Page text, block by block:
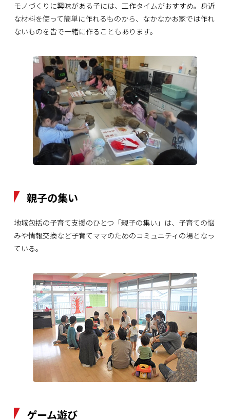
モノづくりに興味がある子には、工作タイムがおすすめ。身近
な材料を使って簡単に作れるものから、なかなかお家では作れ
ないものを皆で一緒に作ることもあります。
親子の集い
地域包括の子育て支援のひとつ「親子の集い」は、子育ての悩
みや情報交換など子育てママのためのコミュニティの場となっ
ている。
ゲーム遊び